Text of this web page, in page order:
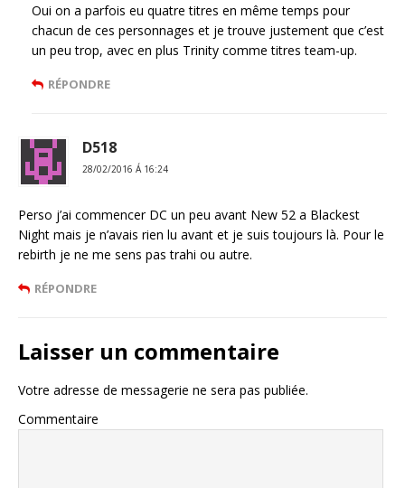
Oui on a parfois eu quatre titres en même temps pour
chacun de ces personnages et je trouve justement que c’est
un peu trop, avec en plus Trinity comme titres team-up.
RÉPONDRE
D518
28/02/2016 Á 16:24
Perso j’ai commencer DC un peu avant New 52 a Blackest
Night mais je n’avais rien lu avant et je suis toujours là. Pour le
rebirth je ne me sens pas trahi ou autre.
RÉPONDRE
Laisser un commentaire
Votre adresse de messagerie ne sera pas publiée.
Commentaire